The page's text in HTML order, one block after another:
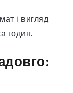
і вигляд
годин.